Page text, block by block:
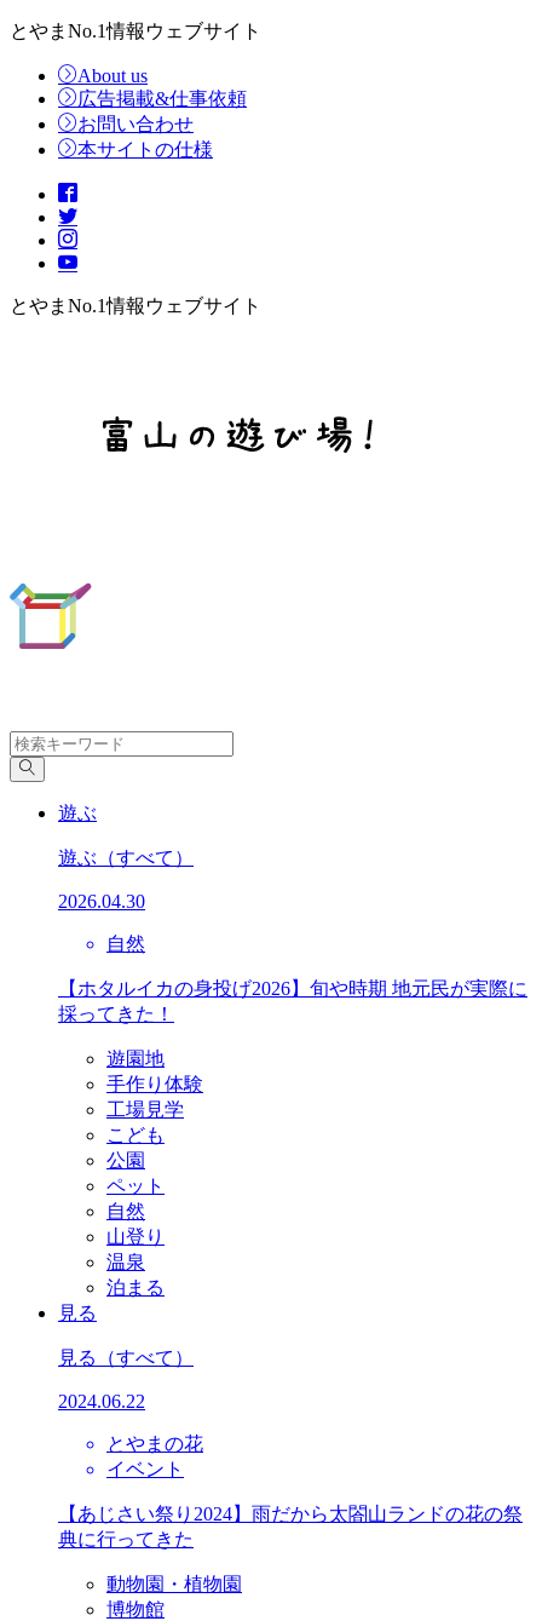
とやまNo.1情報ウェブサイト
About us
広告掲載&仕事依頼
お問い合わせ
本サイトの仕様
とやまNo.1情報ウェブサイト
遊ぶ
遊ぶ （すべて）
2026.04.30
自然
【ホタルイカの身投げ2026】旬や時期 地元民が実際に
採ってきた！
遊園地
手作り体験
工場見学
こども
公園
ペット
自然
山登り
温泉
泊まる
見る
見る （すべて）
2024.06.22
とやまの花
イベント
【あじさい祭り2024】雨だから太閤山ランドの花の祭
典に行ってきた
動物園・植物園
博物館